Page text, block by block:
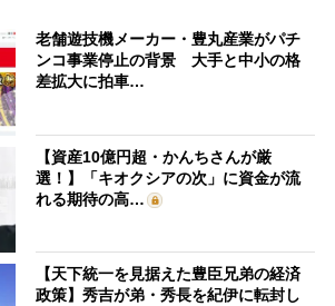
老舗遊技機メーカー・豊丸産業がパチ
ンコ事業停止の背景 大手と中小の格
差拡大に拍車…
【資産10億円超・かんちさんが厳
選！】「キオクシアの次」に資金が流
れる期待の高…
【天下統一を見据えた豊臣兄弟の経済
政策】秀吉が弟・秀長を紀伊に転封し